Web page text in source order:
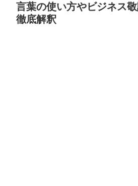
言葉の使い方やビジネス
徹底解釈